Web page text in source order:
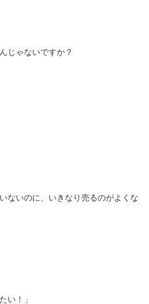
じゃないですか？
ないのに、いきなり売るのがよくな
い！」